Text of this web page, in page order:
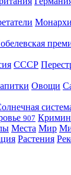
Монархи
СССР
Овощи
907
Места Мир
Растения